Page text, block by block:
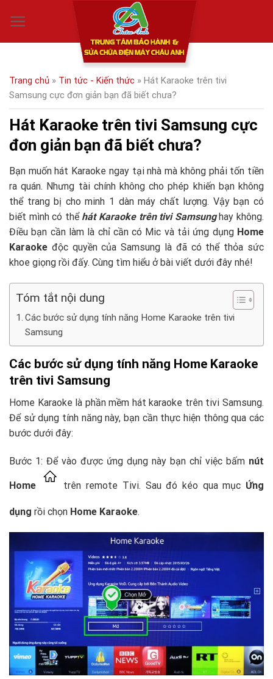
Trang chủ » Tin tức - Kiến thức » Hát Karaoke trên tivi
Samsung cực đơn giản bạn đã biết chưa?
Hát Karaoke trên tivi Samsung cực
đơn giản bạn đã biết chưa?
Bạn muốn hát Karaoke ngay tại nhà mà không phải tốn tiền
ra quán. Nhưng tài chính không cho phép khiến bạn không
thể trang bị cho minh 1 dàn máy chất lượng. Vậy bạn có
biết mình có thể hát Karaoke trên tivi Samsunghay không.
Điều bạn cần làm là chỉ cần có Mic và tải ứng dụng Home
Karaoke độc quyền của Samsung là đã có thể thỏa sức
khoe giọng rồi đấy. Cùng tìm hiểu ở bài viết dưới đây nhé!
Tóm tắt nội dung
Các bước sử dụng tính năng Home Karaoke trên tivi
Samsung
Các bước sử dụng tính năng Home Karaoke
trên tivi Samsung
Home Karaoke là phần mềm hát karaoke trên tivi Samsung.
Để sử dụng tính năng này, bạn cần thực hiện thông qua các
bước dưới đây:
Bước 1: Để vào được ứng dụng này bạn chỉ việc bấm nút
Home trên remote Tivi. Sau đó kéo qua mục Ứng
dụng rồi chọn Home Karaoke.